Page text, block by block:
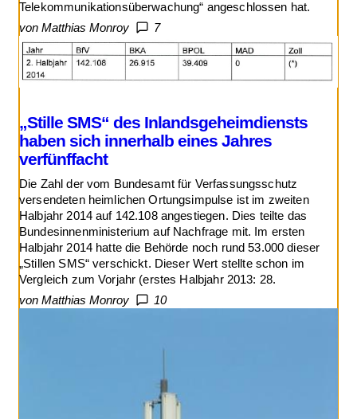
Telekommunikationsüberwachung“ angeschlossen hat.
von Matthias Monroy
7
„Stille SMS“ des Inlandsgeheimdiensts
haben sich innerhalb eines Jahres
verfünffacht
Die Zahl der vom Bundesamt für Verfassungsschutz
versendeten heimlichen Ortungsimpulse ist im zweiten
Halbjahr 2014 auf 142.108 angestiegen. Dies teilte das
Bundesinnenministerium auf Nachfrage mit. Im ersten
Halbjahr 2014 hatte die Behörde noch rund 53.000 dieser
„Stillen SMS“ verschickt. Dieser Wert stellte schon im
Vergleich zum Vorjahr (erstes Halbjahr 2013: 28.
von Matthias Monroy
10